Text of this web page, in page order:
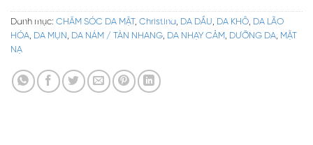
Danh mục: CHĂM SÓC DA MẶT, Christina, DA DẦU, DA KHÔ, DA LÃO
HÓA, DA MỤN , DA NÁM / TÀN NHANG, DA NHẠY CẢM, DƯỠNG DA, MẶT
NẠ